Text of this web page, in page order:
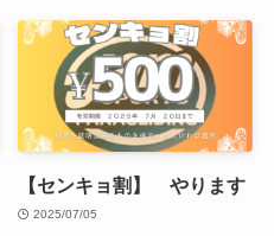
【センキョ割】 やります
2025/07/05